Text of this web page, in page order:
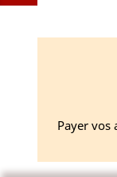
Payer vos